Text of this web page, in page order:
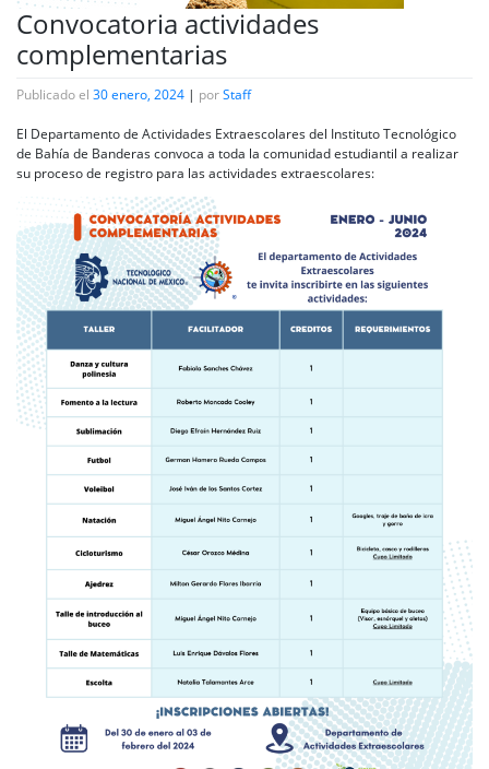
Convocatoria actividades
complementarias
Publicado el 30 enero, 2024 | porStaff
El Departamento de Actividades Extraescolares del Instituto Tecnológico
de Bahía de Banderas convoca a toda la comunidad estudiantil a realizar
su proceso de registro para las actividades extraescolares: